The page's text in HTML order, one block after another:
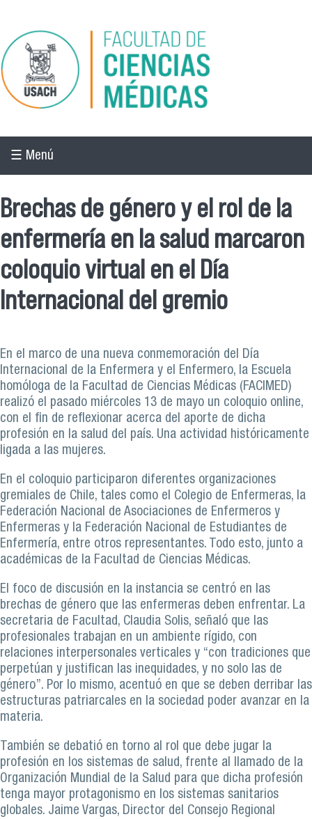
Pasar al contenido principal
☰ Menú
Brechas de género y el rol de la
enfermería en la salud marcaron
coloquio virtual en el Día
Internacional del gremio
En el marco de una nueva conmemoración del Día
Internacional de la Enfermera y el Enfermero, la Escuela
homóloga de la Facultad de Ciencias Médicas (FACIMED)
realizó el pasado miércoles 13 de mayo un coloquio online,
con el fin de reflexionar acerca del aporte de dicha
profesión en la salud del país. Una actividad históricamente
ligada a las mujeres.
En el coloquio participaron diferentes organizaciones
gremiales de Chile, tales como el Colegio de Enfermeras, la
Federación Nacional de Asociaciones de Enfermeros y
Enfermeras y la Federación Nacional de Estudiantes de
Enfermería, entre otros representantes. Todo esto, junto a
académicas de la Facultad de Ciencias Médicas.
El foco de discusión en la instancia se centró en las
brechas de género que las enfermeras deben enfrentar. La
secretaria de Facultad, Claudia Solis, señaló que las
profesionales trabajan en un ambiente rígido, con
relaciones interpersonales verticales y “con tradiciones que
perpetúan y justifican las inequidades, y no solo las de
género”. Por lo mismo, acentuó en que se deben derribar las
estructuras patriarcales en la sociedad poder avanzar en la
materia.
También se debatió en torno al rol que debe jugar la
profesión en los sistemas de salud, frente al llamado de la
Organización Mundial de la Salud para que dicha profesión
tenga mayor protagonismo en los sistemas sanitarios
globales. Jaime Vargas, Director del Consejo Regional